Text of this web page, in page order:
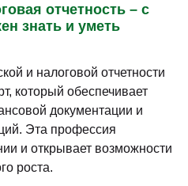
отчетность – с
знать и уметь
и налоговой отчетности
который обеспечивает
документации и
Эта профессия
и открывает возможности
роста.